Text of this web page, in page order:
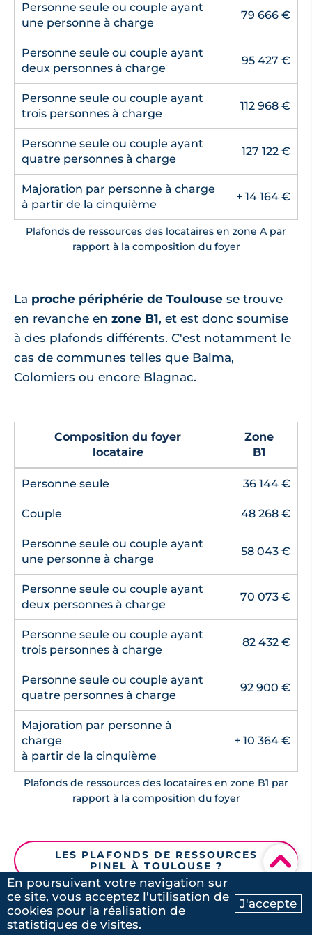
Contactez-nous
▾
Personne seule ou couple ayant
une personne à charge
79 666 €
Personne seule ou couple ayant
deux personnes à charge
95 427 €
Personne seule ou couple ayant
trois personnes à charge
112 968 €
Personne seule ou couple ayant
quatre personnes à charge
127 122 €
Majoration par personne à charge
à partir de la cinquième
+ 14 164 €
Plafonds de ressources des locataires en zone A par
rapport à la composition du foyer
La proche périphérie de Toulouse se trouve
en revanche en zone B1, et est donc soumise
à des plafonds différents. C'est notamment le
cas de communes telles que Balma,
Colomiers ou encore Blagnac.
Composition du foyer
locataire
Zone
B1
Personne seule 36 144 €
Couple 48 268 €
Personne seule ou couple ayant
une personne à charge
58 043 €
Personne seule ou couple ayant
deux personnes à charge
70 073 €
Personne seule ou couple ayant
trois personnes à charge
82 432 €
Personne seule ou couple ayant
quatre personnes à charge
92 900 €
Majoration par personne à
charge
à partir de la cinquième
+ 10 364 €
Plafonds de ressources des locataires en zone B1 par
rapport à la composition du foyer
LES PLAFONDS DE RESSOURCES
PINEL À TOULOUSE ?
Comment louer en Pinel à
En poursuivant votre navigation sur
ce site, vous acceptez l'utilisation de
cookies pour la réalisation de
statistiques de visites.
J'accepte